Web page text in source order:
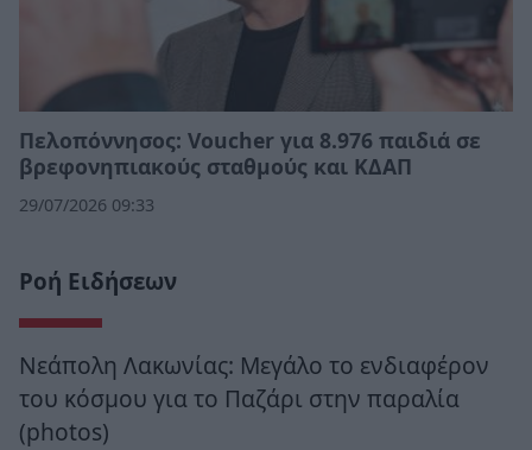
Πελοπόννησος: Voucher για 8.976 παιδιά σε
βρεφονηπιακούς σταθμούς και ΚΔΑΠ
29/07/2026 09:33
Ροή Ειδήσεων
Νεάπολη Λακωνίας: Μεγάλο το ενδιαφέρον
του κόσμου για το Παζάρι στην παραλία
(photos)